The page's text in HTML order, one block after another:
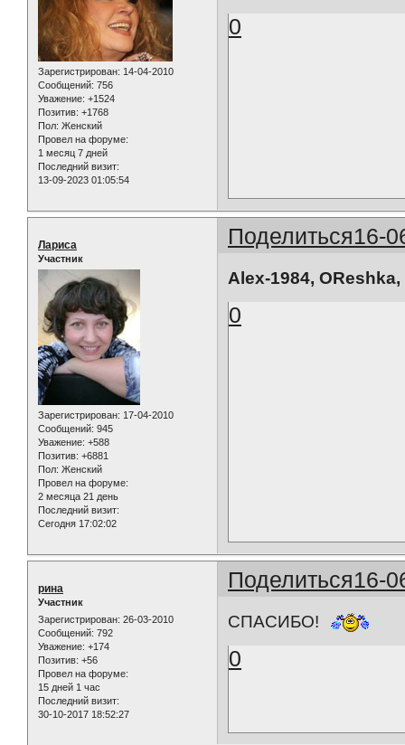
Зарегистрирован: 14-04-2010
Сообщений: 756
Уважение: +1524
Позитив: +1768
Пол: Женский
Провел на форуме:
1 месяц 7 дней
Последний визит:
13-09-2023 01:05:54
0
Поделиться16-
Лариса
Участник
Зарегистрирован: 17-04-2010
Сообщений: 945
Уважение: +588
Позитив: +6881
Пол: Женский
Провел на форуме:
2 месяца 21 день
Последний визит:
Сегодня 17:02:02
Alex-1984, OReshka,
0
Поделиться16-
рина
Участник
Зарегистрирован: 26-03-2010
Сообщений: 792
Уважение: +174
Позитив: +56
Провел на форуме:
15 дней 1 час
Последний визит:
30-10-2017 18:52:27
СПАСИБО!
0